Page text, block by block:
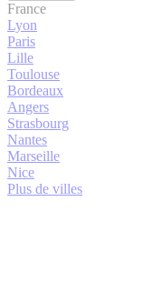
France
Lyon
Paris
Lille
Toulouse
Bordeaux
Angers
Strasbourg
Nantes
Marseille
Nice
Plus de villes